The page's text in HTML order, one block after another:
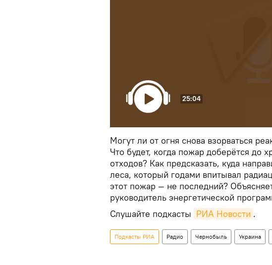
25:04
Могут ли от огня снова взорваться
Что будет, когда пожар доберётся до
отходов? Как предсказать, куда
леса, который годами впитывал
этот пожар — не последний?
руководитель энергетической
Слушайте подкасты РИА Новости .
Подкасты РИА Радио Чернобыль Украина